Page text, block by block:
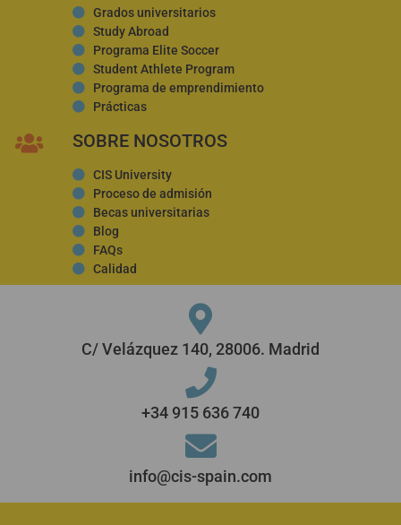
Grados universitarios
Study Abroad
Programa Elite Soccer
Student Athlete Program
Programa de emprendimiento
Prácticas
SOBRE NOSOTROS
CIS University
Proceso de admisión
Becas universitarias
Blog
FAQs
Calidad
C/ Velázquez 140, 28006. Madrid
+34 915 636 740
info@cis-spain.com